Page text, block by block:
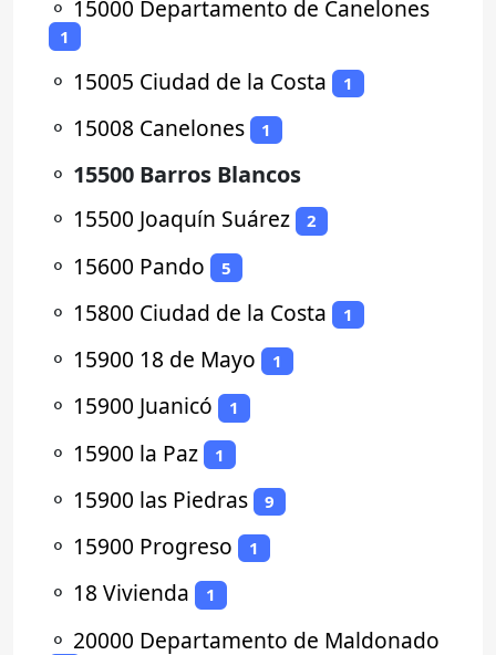
⚬ 15000 Departamento de Canelones
1
⚬ 15005 Ciudad de la Costa 1
⚬ 15008 Canelones 1
⚬ 15500 Barros Blancos
⚬ 15500 Joaquín Suárez 2
⚬ 15600 Pando 5
⚬ 15800 Ciudad de la Costa 1
⚬ 15900 18 de Mayo 1
⚬ 15900 Juanicó 1
⚬ 15900 la Paz 1
⚬ 15900 las Piedras 9
⚬ 15900 Progreso 1
⚬ 18 Vivienda 1
⚬ 20000 Departamento de Maldonado